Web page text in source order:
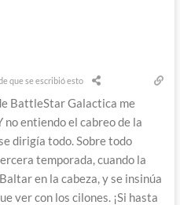
que se escribió esto
BattleStar Galactica me
no entiendo el cabreo de la
dirigía todo. Sobre todo
temporada, cuando la
en la cabeza, y se insinúa
ver con los cilones. ¡Si hasta